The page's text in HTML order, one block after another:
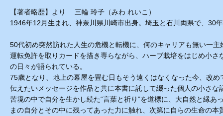
【著者略歴】より 三輪 玲子（みわ れいこ）
1946年12月生まれ、神奈川県川崎市出身。埼玉と石川両県で、30
50代初め突然訪れた人生の危機と転機に、何のキャリアも無い一
運転免許を取りカードを描き専らながら、ハーブ栽培をはじめ小
の日々が語られている。
75歳となり、地上の幕屋を畳む日もそう遠くはなくなった今、改
伝えたいメッセージを作品と共に本書に託して綴った個人の小さな
苦境の中で自分を生かし続た“言葉と祈り”を道標に、大自然と縁
まの自分とその中に残ってあった力に触れ、次第に自らの生命の